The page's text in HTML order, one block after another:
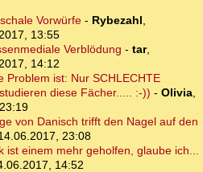
Vorwürfe- Rybezahl,
13:55
Verblödung - tar,
14:12
Problem ist: Nur SCHLECHTE
diese Fächer..... :-)) - Olivia,
von Danisch trifft den Nagel auf den
23:08
ist einem mehr geholfen, glaube ich...
14:52